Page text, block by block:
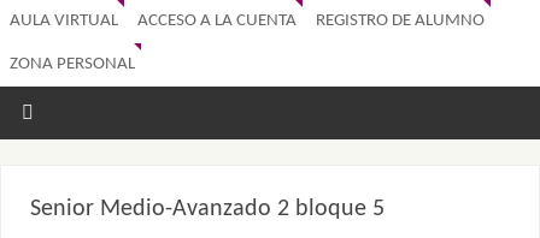
AULA VIRTUAL ACCESO A LA CUENTA REGISTRO DE ALUMNO
ZONA PERSONAL
Senior Medio-Avanzado 2 bloque 5